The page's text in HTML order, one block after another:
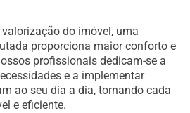
do imóvel, uma
proporciona maior conforto e
profissionais dedicam-se a
e a implementar
ao seu dia a dia, tornando cada
e eficiente.